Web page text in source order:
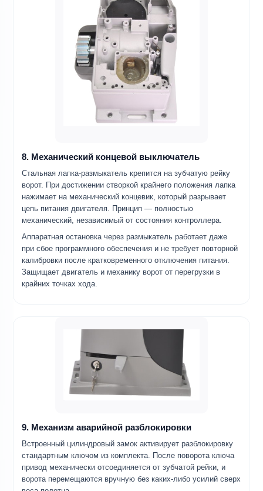
8. Механический концевой выключатель
Стальная лапка-размыкатель крепится на зубчатую рейку
ворот. При достижении створкой крайнего положения лапка
нажимает на механический концевик, который разрывает
цепь питания двигателя. Принцип — полностью
механический, независимый от состояния контроллера.
Аппаратная остановка через размыкатель работает даже
при сбое программного обеспечения и не требует повторной
калибровки после кратковременного отключения питания.
Защищает двигатель и механику ворот от перегрузки в
крайних точках хода.
9. Механизм аварийной разблокировки
Встроенный цилиндровый замок активирует разблокировку
стандартным ключом из комплекта. После поворота ключа
привод механически отсоединяется от зубчатой рейки, и
ворота перемещаются вручную без каких-либо усилий сверх